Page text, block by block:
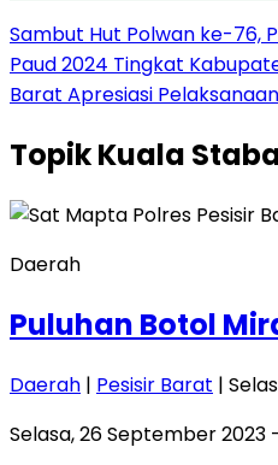
Sambut Hut Polwan ke-76,
Paud 2024 Tingkat
Barat Apresiasi
TopikKuala
Daerah
Puluhan Botol
Daerah | Pesisir Barat |
Selasa, 26 September 2023